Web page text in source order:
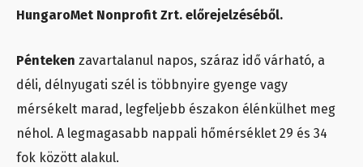
HungaroMet Nonprofit Zrt. előrejelzéséből.
Pénteken zavartalanul napos, száraz idő várható, a
déli, délnyugati szél is többnyire gyenge vagy
mérsékelt marad, legfeljebb északon élénkülhet meg
néhol. A legmagasabb nappali hőmérséklet 29 és 34
fok között alakul.